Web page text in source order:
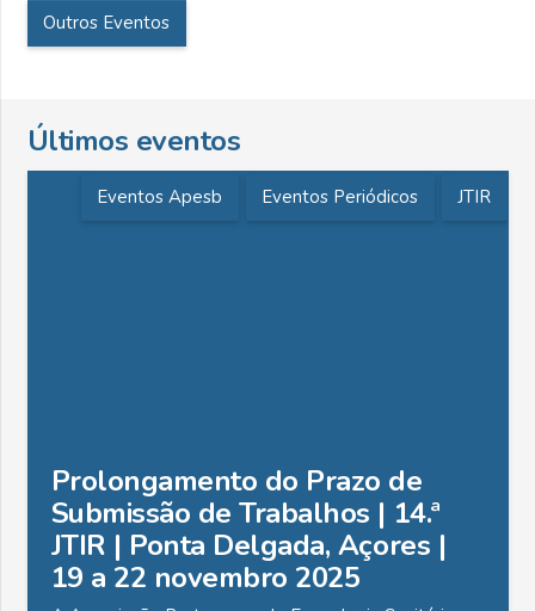
Outros Eventos
Últimos eventos
Eventos Apesb Eventos Periódicos JTIR
Prolongamento do Prazo de
Submissão de Trabalhos | 14.ª
JTIR | Ponta Delgada, Açores |
19 a 22 novembro 2025